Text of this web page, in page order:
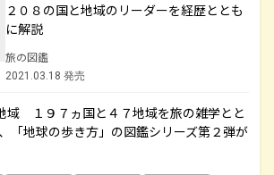
２０８の国と地域のリーダーを経歴ととも
に解説
旅の図鑑
2021.03.18 発売
域 １９７ヵ国と４７地域を旅の雑学とと
「地球の歩き方」の図鑑シリーズ第２弾が